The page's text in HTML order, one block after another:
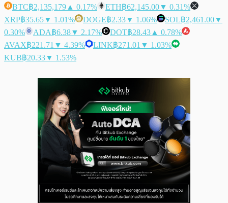
BTC฿2,135,179 ▲ 0.17% ETH฿62,145.00▼ 0.31%
XRP฿35.65▼ 1.01% DOGE฿2.33▼ 1.06% SOL฿2,461.00▼
0.30%
ADA฿6.38▼ 2.17% DOT฿28.43 ▲ 0.78%
AVAX฿221.71 ▼ 4.39% LINK฿271.01 ▼ 1.03%
KUB฿20.33▼ 1.53%